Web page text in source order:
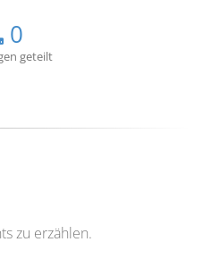
0
geteilt
zu erzählen.